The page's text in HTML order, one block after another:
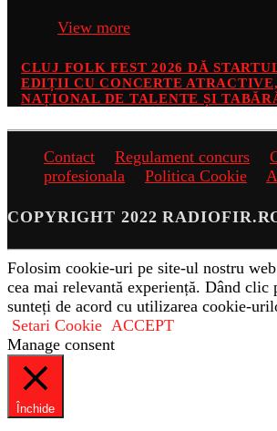
View more
CLUJ FOLK FEST 2026 DĂ
EDIȚII CU CONCERTE
NAȚIONAL DE TALENTE ȘI
Contact Regulament concurs
profesionala
Politica Cookie
COPYRIGHT 2022
Folosim cookie-uri pe site-ul nostru
cea mai relevantă experiență. Dând clic
sunteți de acord cu utilizarea cookie-
Setari Cookie ACCEPT
Manage consent
Închide